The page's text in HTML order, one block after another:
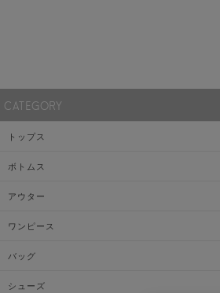
CATEGORY
トップス
ボトムス
アウター
ワンピース
バッグ
シューズ